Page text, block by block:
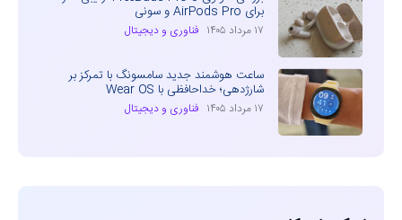
برای AirPods Pro و سونی
۱۷ مرداد ۱۴۰۵ فناوری و دیجیتال
ساعت هوشمند جدید سامسونگ با تمرکز بر
شارژدهی؛ خداحافظی با Wear OS
۱۷ مرداد ۱۴۰۵ فناوری و دیجیتال